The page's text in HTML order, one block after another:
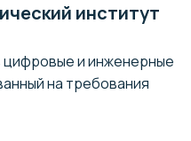
институт
цифровые и инженерные
на требования